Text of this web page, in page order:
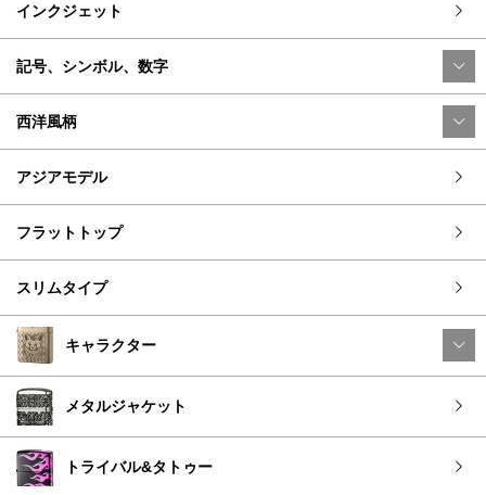
インクジェット
記号、シンボル、数字
西洋風柄
アジアモデル
フラットトップ
スリムタイプ
キャラクター
メタルジャケット
トライバル&タトゥー